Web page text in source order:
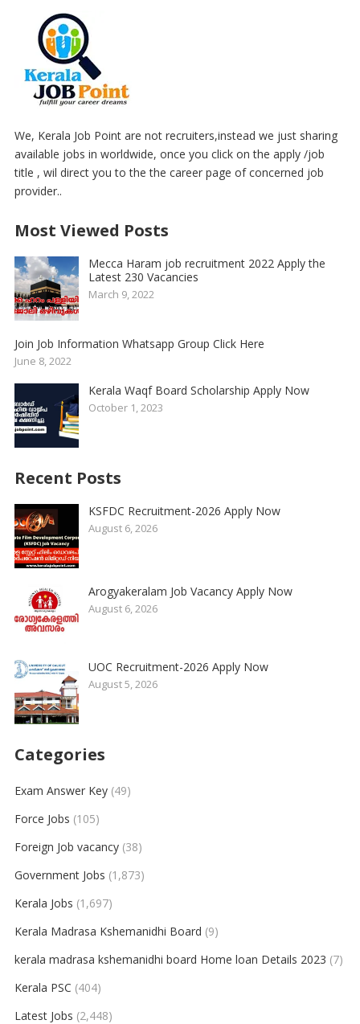
We, Kerala Job Point are not recruiters,instead we just sharing
available jobs in worldwide, once you click on the apply /job
title , wil direct you to the the career page of concerned job
provider..
Most Viewed Posts
Mecca Haram job recruitment 2022 Apply the
Latest 230 Vacancies
March 9, 2022
Join Job Information Whatsapp Group Click Here
June 8, 2022
Kerala Waqf Board Scholarship Apply Now
October 1, 2023
Recent Posts
KSFDC Recruitment-2026 Apply Now
August 6, 2026
Arogyakeralam Job Vacancy Apply Now
August 6, 2026
UOC Recruitment-2026 Apply Now
August 5, 2026
Categories
Exam Answer Key(49)
Force Jobs (105)
Foreign Job vacancy(38)
Government Jobs (1,873)
Kerala Jobs (1,697)
Kerala Madrasa Kshemanidhi Board (9)
kerala madrasa kshemanidhi board Home loan Details 2023 (7)
Kerala PSC (404)
Latest Jobs (2,448)